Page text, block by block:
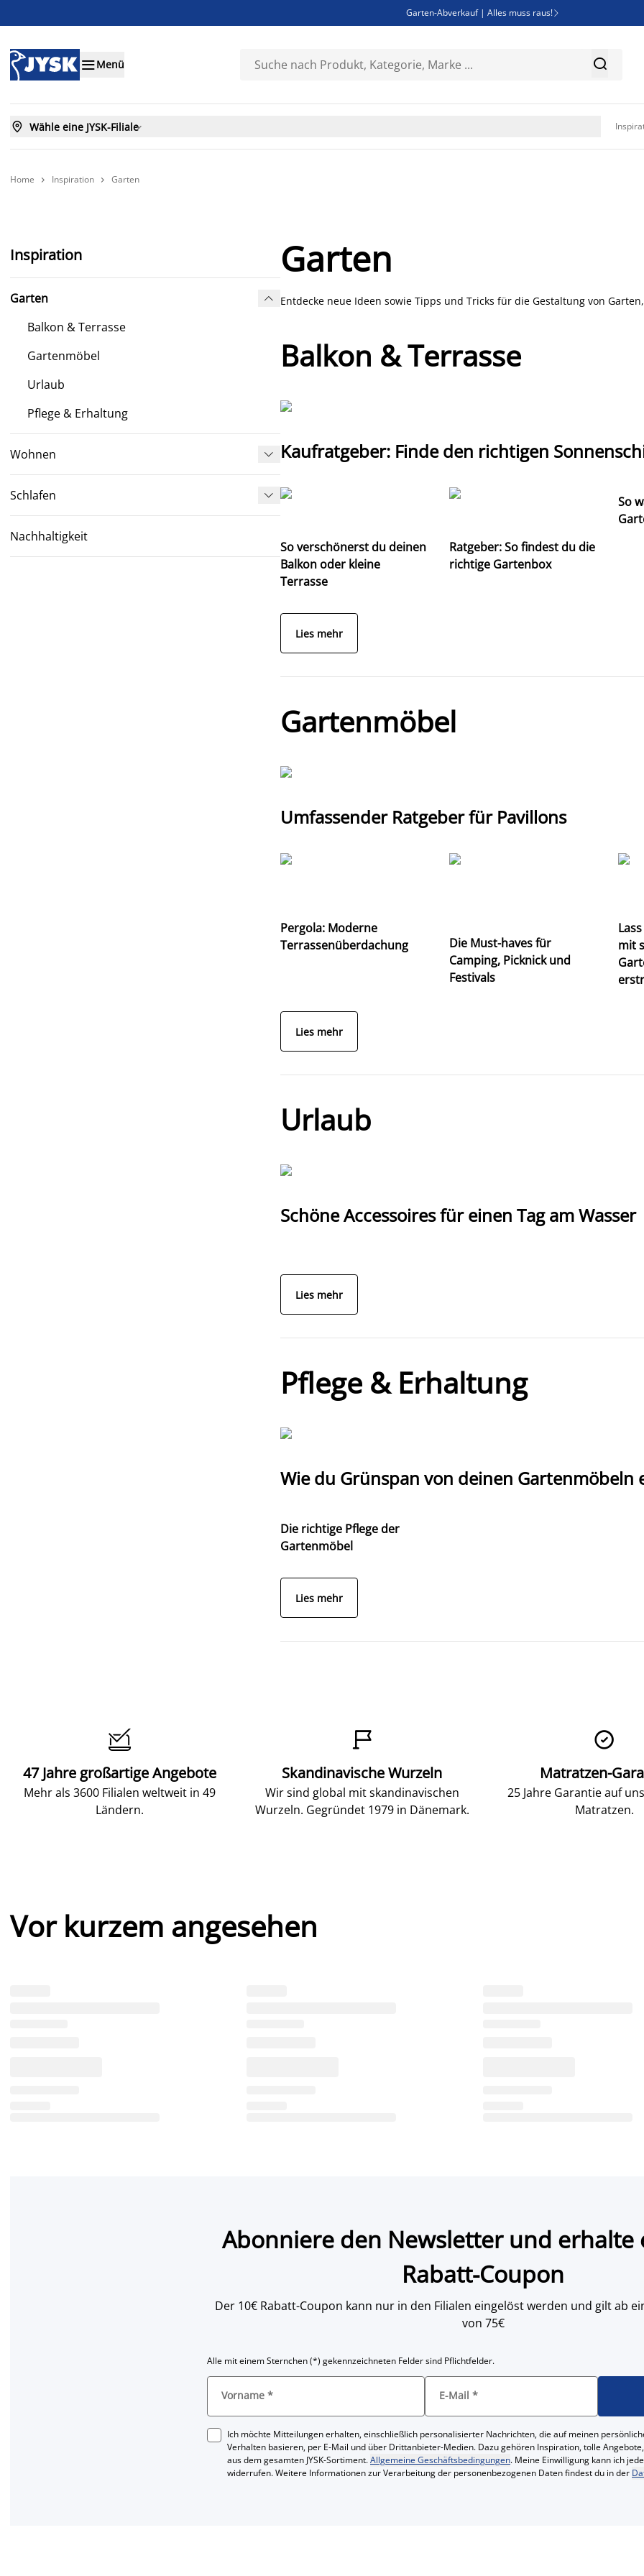
Garten-Abverkauf | Alles muss raus! 
Bist du Unternehmer? Entdecke JYSK-B2B
Menü 
 Wähle eine JYSK-Filiale
Home  Inspiration  Garten
Inspiration
Garten 
Balkon & Terrasse
Gartenmöbel
Urlaub
Pflege & Erhaltung
Wohnen 
Schlafen 
Nachhaltigkeit
Garten
Entdecke neue Ideen sowie Tipps und Tricks für die Gestaltung von
Balkon & Terrasse
Kaufratgeber: Finde den richtigen
So verschönerst du deinen
Balkon oder kleine
Terrasse
Ratgeber: So findest du die
richtige Gartenbox
So
Lies mehr
Gartenmöbel
Umfassender Ratgeber für Pavillons
Pergola: Moderne
Terrassenüberdachung
Die Must-haves für
Camping, Picknick und
Festivals
mit
Lies mehr
Urlaub
Schöne Accessoires für einen Tag am Wasser
Lies mehr
Pflege & Erhaltung
Wie du Grünspan von deinen Gartenmöbeln
Die richtige Pflege der
Gartenmöbel
Lies mehr

47 Jahre großartige Angebote
Mehr als 3600 Filialen weltweit in 49
Ländern.

Skandinavische Wurzeln
Wir sind global mit skandinavischen
Wurzeln. Gegründet 1979 in Dänemark.

Matratzen-
25 Jahre Garantie auf
Matratzen.
Vor kurzem angesehen
Abonniere den Newsletter und erhalte
Rabatt-Coupon
Der 10€ Rabatt-Coupon kann nur in den Filialen eingelöst werden und gilt ab
von 75€
Alle mit einem Sternchen (*) gekennzeichneten Felder sind Pflichtfelder.
Vorname * E-Mail *
Ich möchte Mitteilungen erhalten, einschließlich personalisierter Nachrichten, die auf meinen
Verhalten basieren, per E-Mail und über Drittanbieter-Medien. Dazu gehören Inspiration, tolle
aus dem gesamten JYSK-Sortiment.Allgemeine Geschäftsbedingungen. Meine Einwilligung kann ich
widerrufen. Weitere Informationen zur Verarbeitung der personenbezogenen Daten findest du in der